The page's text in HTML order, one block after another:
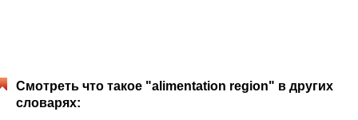
Смотреть что такое "alimentation region" в других
словарях: